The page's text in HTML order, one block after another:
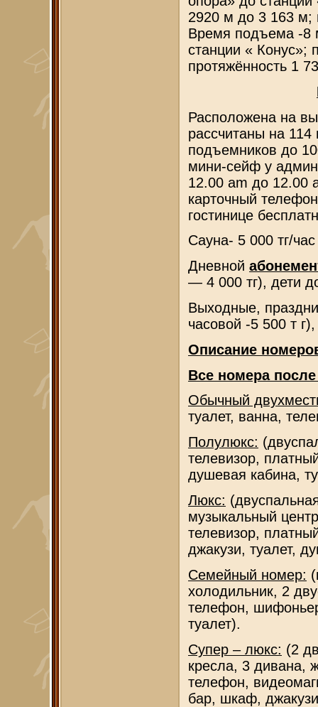
2920 м до 3 163 м;
Время подъема -8
станции « Конус»;
протяжённость 1
Расположена на
рассчитаны на 114
подъемников до
мини-сейф у
12.00 am до 12.00
карточный
гостинице
Cауна- 5 000 тг/
Дневной
— 4 000 тг), дети
Выходные,
часовой -5 500 т
Описание
Все номера
Обычный
туалет, ванна,
Полулюкс:
телевизор,
душевая кабина,
Люкс:
музыкальный
телевизор,
джакузи, туалет,
Семейный номер:
холодильник, 2
телефон,
туалет).
Супер – люкс: (2
кресла, 3 дивана,
телефон,
бар, шкаф,